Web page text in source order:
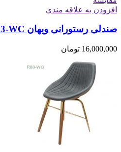
افزودن به علاقه مندی
صندلی رستورانی ویهان R83-WC
16,000,000 تومان